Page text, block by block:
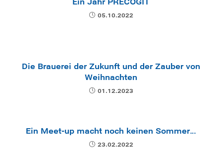
05.10.2022
Die Brauerei der Zukunft und der Zauber von
Weihnachten
01.12.2023
Ein Meet-up macht noch keinen Sommer…
23.02.2022